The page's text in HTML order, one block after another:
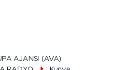
AJANSI (AVA)